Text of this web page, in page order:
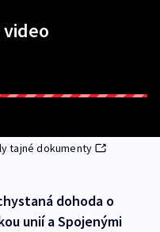
video
tajné dokumenty
dohoda o
unií a Spojenými